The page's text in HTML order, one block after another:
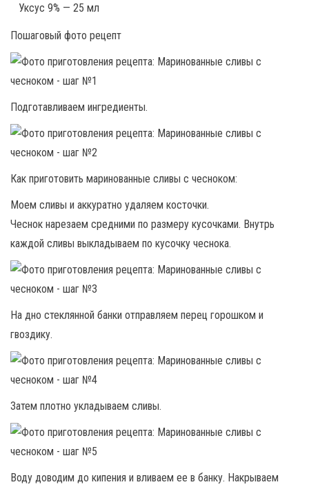
Уксус 9% — 25 мл
Пошаговый фото рецепт
Подготавливаем ингредиенты.
Как приготовить маринованные сливы с чесноком:
Моем сливы и аккуратно удаляем косточки.
Чеснок нарезаем средними по размеру кусочками. Внутрь
каждой сливы выкладываем по кусочку чеснока.
На дно стеклянной банки отправляем перец горошком и
гвоздику.
Затем плотно укладываем сливы.
Воду доводим до кипения и вливаем ее в банку. Накрываем